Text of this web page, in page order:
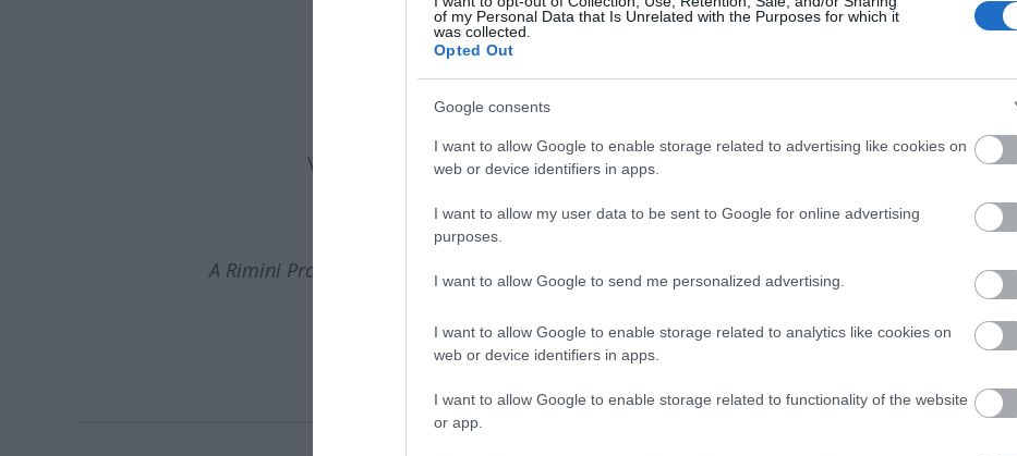
of my Personal Data that Is Unrelated with the Purposes for which it
was collected.
Opted Out
Google consents
I want to allow Google to enable storage related to advertising like cookies on
web or device identifiers in apps.
I want to allow my user data to be sent to Google for online advertising
purposes.
I want to allow Google to send me personalized advertising.
I want to allow Google to enable storage related to analytics like cookies on
web or device identifiers in apps.
I want to allow Google to enable storage related to functionality of the website
or app.
Crista D. Weisshaupt| társkeresési tanácsadó
Dramaturg |Imanuel Schipper
Világítás |Sascha Haenschke
Színpadra alklamazta |
Marlene Baldauf
Videó technika |Andalus Liniger |Michael Gerber
Fotó |Christian Schnur
A Rimini Protokoll, Schauspielhaus Zürich és HAU Berlinnel közös produkciója.
forrás: BŐF